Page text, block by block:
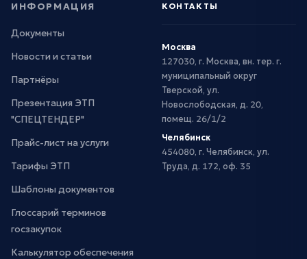
ИНФОРМАЦИЯ
Документы
Новости и статьи
Партнёры
Презентация ЭТП
"СПЕЦТЕНДЕР"
Прайс-лист на услуги
Тарифы ЭТП
Шаблоны документов
Глоссарий терминов
госзакупок
Калькулятор обеспечения
КОНТАКТЫ
Москва
127030, г. Москва, вн. тер. г.
муниципальный округ
Тверской, ул.
Новослободская, д. 20,
помещ. 26/1/2
Челябинск
454080, г. Челябинск, ул.
Труда, д. 172, оф. 35